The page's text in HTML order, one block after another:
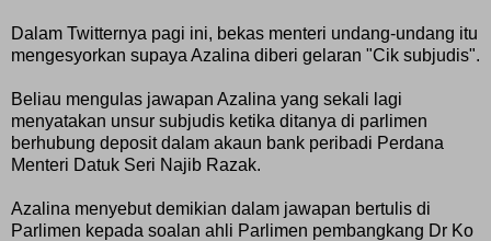
Dalam Twitternya pagi ini, bekas menteri undang-undang itu
mengesyorkan supaya Azalina diberi gelaran "Cik subjudis".
Beliau mengulas jawapan Azalina yang sekali lagi
menyatakan unsur subjudis ketika ditanya di parlimen
berhubung deposit dalam akaun bank peribadi Perdana
Menteri Datuk Seri Najib Razak.
Azalina menyebut demikian dalam jawapan bertulis di
Parlimen kepada soalan ahli Parlimen pembangkang Dr Ko